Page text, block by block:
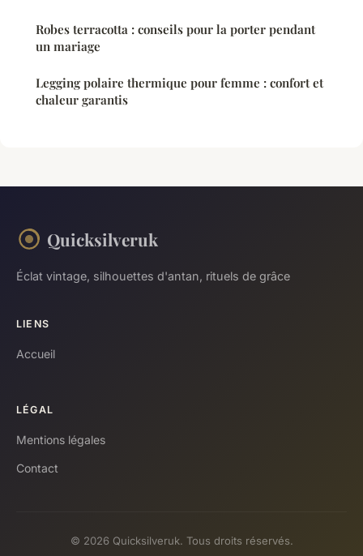
Robes terracotta : conseils pour la porter pendant
un mariage
Legging polaire thermique pour femme : confort et
chaleur garantis
Quicksilveruk
Éclat vintage, silhouettes d'antan, rituels de grâce
LIENS
Accueil
LÉGAL
Mentions légales
Contact
© 2026 Quicksilveruk. Tous droits réservés.